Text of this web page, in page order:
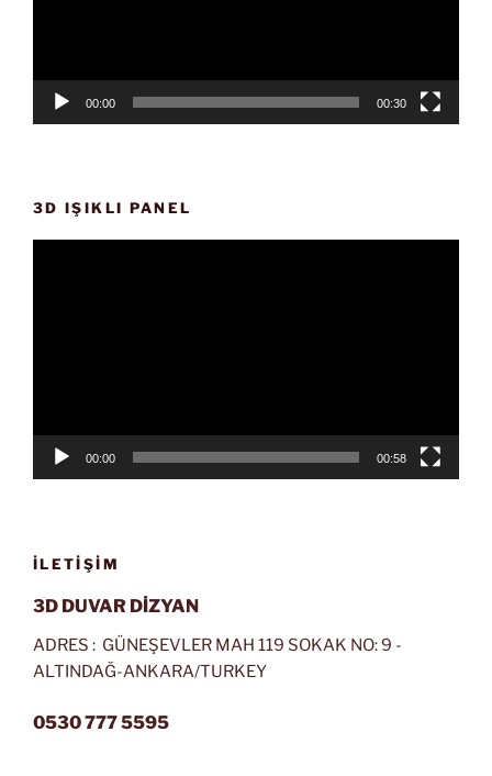
00:00 00:30
3D IŞIKLI PANEL
00:00 00:58
İLETIŞIM
3D DUVAR DİZYAN
ADRES : GÜNEŞEVLER MAH 119 SOKAK NO: 9 -
ALTINDAĞ-ANKARA/TURKEY
0530 777 5595